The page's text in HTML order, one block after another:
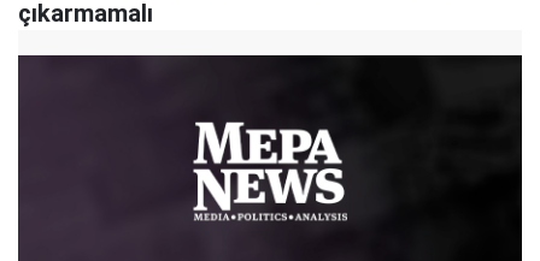
çıkarmamalı